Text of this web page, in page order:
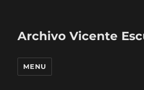
Archivo Vicente
MENU